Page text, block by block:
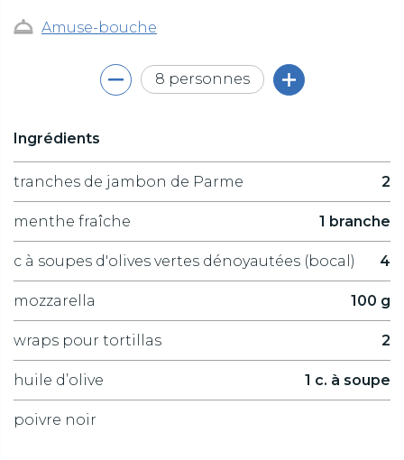
Amuse-bouche
8 personnes
Ingrédients
tranches de jambon de Parme 2
menthe fraîche 1 branche
c à soupes d'olives vertes dénoyautées (bocal) 4
mozzarella 100 g
wraps pour tortillas 2
huile d’olive 1 c. à soupe
poivre noir